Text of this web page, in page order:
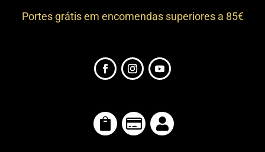
Portes grátis em encomendas superiores a 85€
  